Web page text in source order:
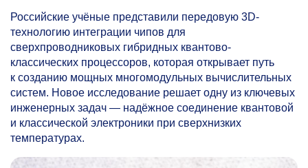
Российские учёные представили передовую 3D-
технологию интеграции чипов для
сверхпроводниковых гибридных квантово-
классических процессоров, которая открывает путь
к созданию мощных многомодульных вычислительных
систем. Новое исследование решает одну из ключевых
инженерных задач — надёжное соединение квантовой
и классической электроники при сверхнизких
температурах.